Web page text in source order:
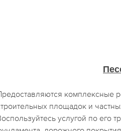
комплексные
площадок и
услугой по его